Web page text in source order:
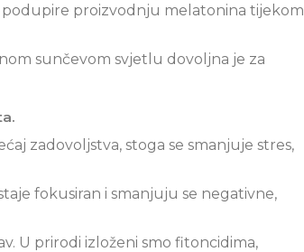
proizvodnju melatonina tijekom
sunčevom svjetlu dovoljna je za
zadovoljstva, stoga se smanjuje stres,
fokusiran i smanjuju se negativne,
U prirodi izloženi smo fitoncidima,